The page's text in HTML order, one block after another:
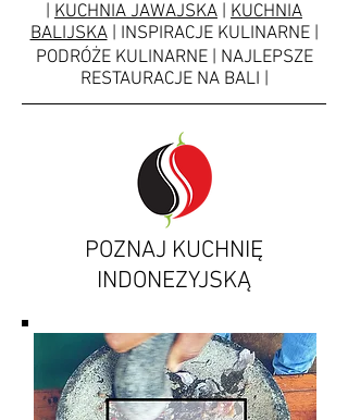
| KUCHNIA JAWAJSKA | KUCHNIA
BALIJSKA| INSPIRACJE KULINARNE |
PODRÓŻE KULINARNE | NAJLEPSZE
RESTAURACJE NA BALI |
POZNAJ KUCHNIĘ
INDONEZYJSKĄ